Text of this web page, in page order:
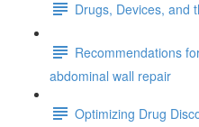
Drugs, Devices, and
Recommendations
abdominal wall repair
Optimizing Drug